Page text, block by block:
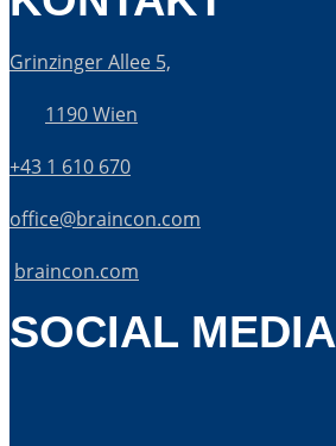
Grinzinger Allee 5,
1190 Wien
+43 1 610 670
office@braincon.com
braincon.com
SOCIAL MEDIA